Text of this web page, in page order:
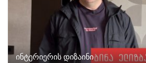
ინტერიერის დიზაინი